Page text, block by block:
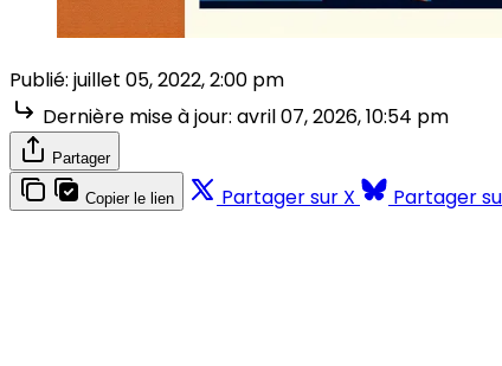
Publié: juillet 05, 2022, 2:00 pm
Dernière mise à jour: avril 07, 2026, 10:54 pm
Partager
Copier le lien Partager sur X Partager